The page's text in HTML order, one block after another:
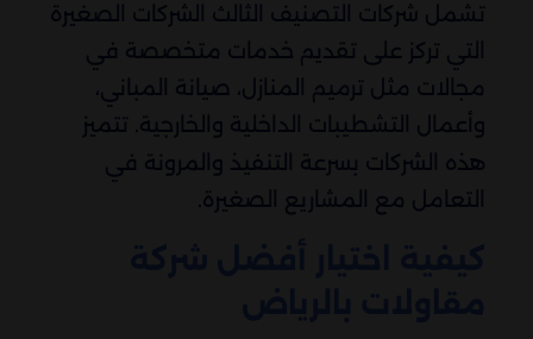
تشمل شركات التصنيف الثالث الشركات الصغيرة
التي تركز على تقديم خدمات متخصصة في
مجالات مثل ترميم المنازل، صيانة المباني،
وأعمال التشطيبات الداخلية والخارجية. تتميز
هذه الشركات بسرعة التنفيذ والمرونة في
التعامل مع المشاريع الصغيرة.